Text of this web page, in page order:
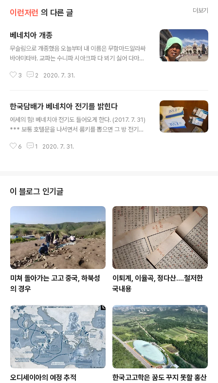
이런저런 의 다른 글 더보기
베네치아 개종
무슬림으로 개종했음 오늘부터 내 이름은 무함마드알라싸
바아미타바. 교파는 수니파 시아크파 다 뵈기 싫어 다마네
장이라든가 암튼 그랬는데 코로나에 파리 날린다고. 관광
3 2 2020. 7. 31.
한국담배가 베네치아 전기를 밝힌다
에세의 힘! 베네치아 전기도 들어오게 한다. (2017. 7. 31)
*** 보통 호텔문을 나서면서 룸키를 뽑으면 그 방 전기가
이 문제가 되곤 하는데 이럴 때 대비해서 저런 방식 혹은 실
가능했다. 저것 말고도 저런 방식 활용이 가능한 대용물이
있으니 실험해 보기 바란다. 이건 런던에서 명함으로 꽂아
전기를 사용했다. 몀함도 먹힌다.
6 1 2020. 7. 31.
이 블로그 인기글
미쳐 돌아가는 고고 중국, 하북성
의 경우
이퇴계, 이율곡, 정다산....철저한
국내용
오디세이아의 여정 추적
한국고고학은 꿈도 꾸지 못할 홍산